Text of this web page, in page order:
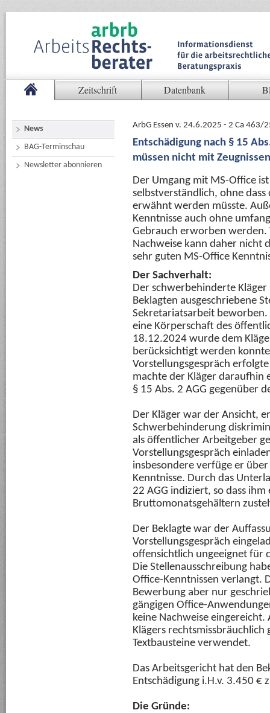
Zeitschrift Datenbank
News
BAG-Terminschau
Newsletter abonnieren
ArbG Essen v. 24.6.2025 - 2 Ca 463/
Entschädigung nach § 15
müssen nicht mit
Der Umgang mit MS-Office
selbstverständlich, ohne dass
erwähnt werden müsste.
Kenntnisse auch ohne
Gebrauch erworben werden.
Nachweise kann daher nicht
sehr guten MS-Office
Der Sachverhalt:
Der schwerbehinderte
Beklagten ausgeschriebene
Sekretariatsarbeit beworben.
eine Körperschaft des
18.12.2024 wurde dem
berücksichtigt werden
Vorstellungsgespräch
machte der Kläger daraufhin
§ 15 Abs. 2 AGG gegenüber
Der Kläger war der Ansicht,
Schwerbehinderung
als öffentlicher Arbeitgeber
Vorstellungsgespräch
insbesondere verfüge er
Kenntnisse. Durch das
22 AGG indiziert, so dass
Bruttomonatsgehältern
Der Beklagte war der
Vorstellungsgespräch
offensichtlich ungeeignet für
Die Stellenausschreibung
Office-Kenntnissen verlangt.
Bewerbung aber nur
gängigen Office-
keine Nachweise
Klägers rechtsmissbräuchlich
Textbausteine verwendet.
Das Arbeitsgericht hat den
Entschädigung i.H.v. 3.450 €
Die Gründe: